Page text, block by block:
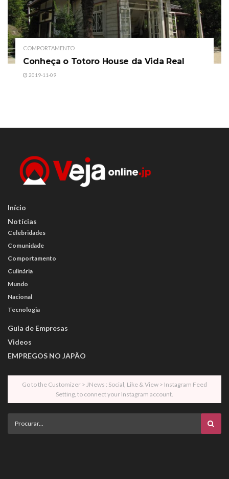
COMPORTAMENTO
Conheça o Totoro House da Vida Real
2019-11-09
Início
Notícias
Celebridades
Comunidade
Comportamento
Culinária
Mundo
Nacional
Tecnologia
Guia de Empresas
Videos
EMPREGOS NO JAPÃO
Go to the Customizer > JNews : Social, Like & View > Instagram Feed
Setting, to connect your Instagram account.